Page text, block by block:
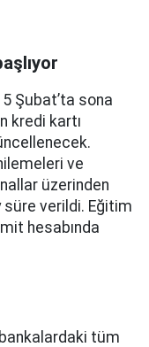
Şubat’ta sona
kredi kartı
ve
üzerinden
verildi. Eğitim
hesabında
tüm